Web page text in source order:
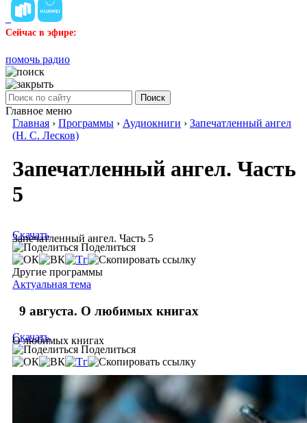
Сейчас в эфире:
помочь радио
Поиск
Главное меню
Главная › Программы › Аудиокниги › Запечатленный ангел
(Н. С. Лесков)
Запечатленный ангел. Часть
5
Запечатленный ангел. Часть 5
Скачать
Поделиться
Другие программы
Актуальная тема
9 августа. О любимых книгах
О любимых книгах
Скачать
Поделиться